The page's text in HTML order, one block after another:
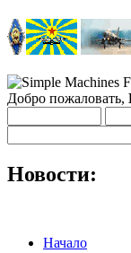
Добро пожаловать,
Новости:
Начало